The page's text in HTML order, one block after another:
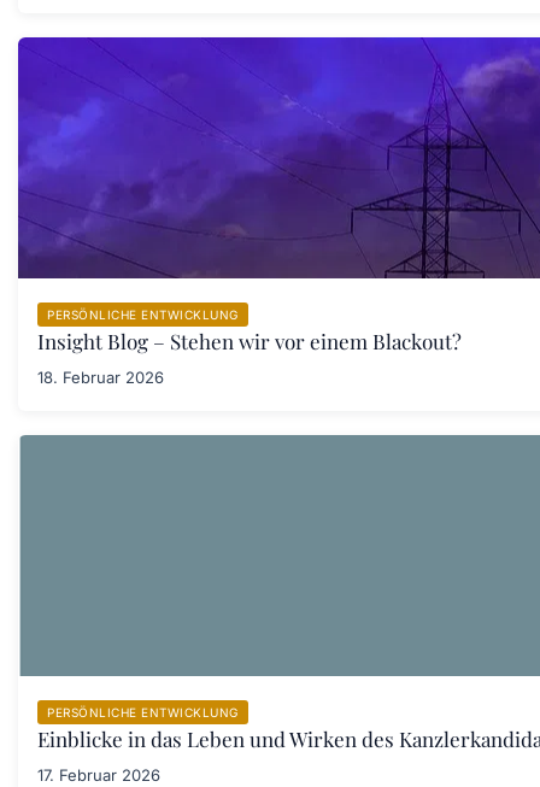
PERSÖNLICHE ENTWICKLUNG
Insight Blog – Stehen wir vor einem Blackout?
18. Februar 2026
PERSÖNLICHE ENTWICKLUNG
Einblicke in das Leben und Wirken des
17. Februar 2026